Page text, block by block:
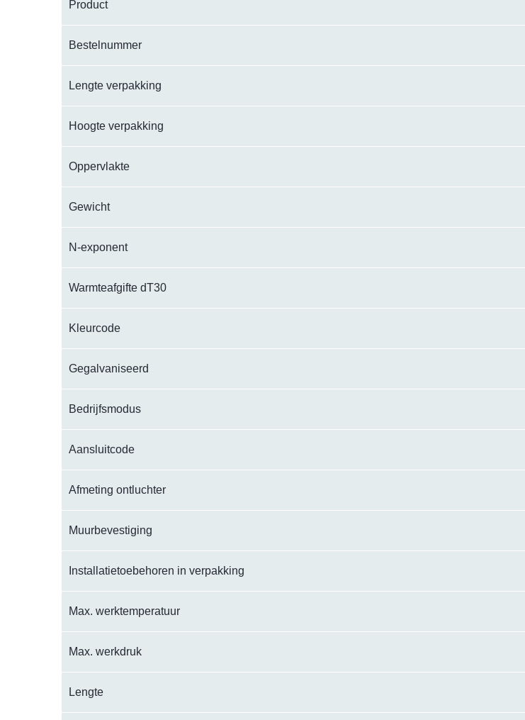
Product
Bestelnummer
Lengte verpakking
Hoogte verpakking
Oppervlakte
Gewicht
N-exponent
Warmteafgifte dT30
Kleurcode
Gegalvaniseerd
Bedrijfsmodus
Aansluitcode
Afmeting ontluchter
Muurbevestiging
Installatietoebehoren in verpakking
Max. werktemperatuur
Max. werkdruk
Lengte